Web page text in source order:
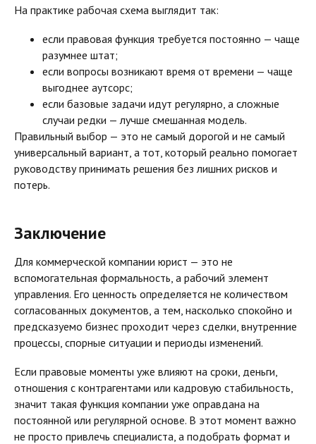
На практике рабочая схема выглядит так:
если правовая функция требуется постоянно — чаще
разумнее штат;
если вопросы возникают время от времени — чаще
выгоднее аутсорс;
если базовые задачи идут регулярно, а сложные
случаи редки — лучше смешанная модель.
Правильный выбор — это не самый дорогой и не самый
универсальный вариант, а тот, который реально помогает
руководству принимать решения без лишних рисков и
потерь.
Заключение
Для коммерческой компании юрист — это не
вспомогательная формальность, а рабочий элемент
управления. Его ценность определяется не количеством
согласованных документов, а тем, насколько спокойно и
предсказуемо бизнес проходит через сделки, внутренние
процессы, спорные ситуации и периоды изменений.
Если правовые моменты уже влияют на сроки, деньги,
отношения с контрагентами или кадровую стабильность,
значит такая функция компании уже оправдана на
постоянной или регулярной основе. В этот момент важно
не просто привлечь специалиста, а подобрать формат и